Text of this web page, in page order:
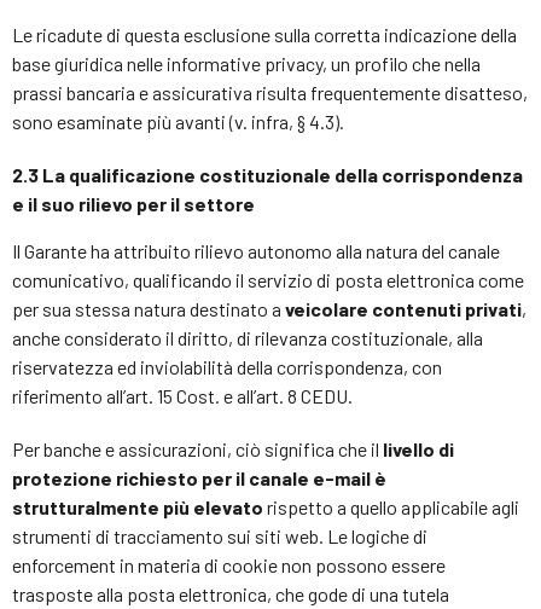
Le ricadute di questa esclusione sulla corretta indicazione della
base giuridica nelle informative privacy, un profilo che nella
prassi bancaria e assicurativa risulta frequentemente disatteso,
sono esaminate più avanti (v. infra, § 4.3).
2.3 La qualificazione costituzionale della corrispondenza
e il suo rilievo per il settore
Il Garante ha attribuito rilievo autonomo alla natura del canale
comunicativo, qualificando il servizio di posta elettronica come
per sua stessa natura destinato a veicolare contenuti privati,
anche considerato il diritto, di rilevanza costituzionale, alla
riservatezza ed inviolabilità della corrispondenza, con
riferimento all’art. 15 Cost. e all’art. 8 CEDU.
Per banche e assicurazioni, ciò significa che il livello di
protezione richiesto per il canale e-mail è
strutturalmente più elevato rispetto a quello applicabile agli
strumenti di tracciamento sui siti web. Le logiche di
enforcement in materia di cookie non possono essere
trasposte alla posta elettronica, che gode di una tutela